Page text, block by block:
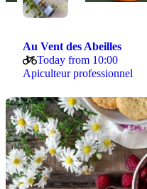
Au Vent des Abeilles
Today from 10:00
Apiculteur professionnel